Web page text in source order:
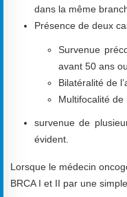
dans la même
Présence de deux
Survenue
avant 50 ans
Bilatéralité de
Multifocalité de
survenue de
évident.
Lorsque le médecin
BRCA I et II par une